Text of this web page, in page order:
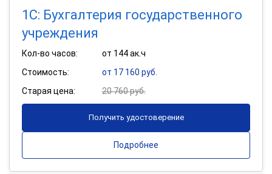
1С: Бухгалтерия государственного
учреждения
Кол-во часов:
от 144 ак.ч
Стоимость:
от 17 160 руб.
Старая цена:
20 760 руб.
Получить удостоверение
Подробнее